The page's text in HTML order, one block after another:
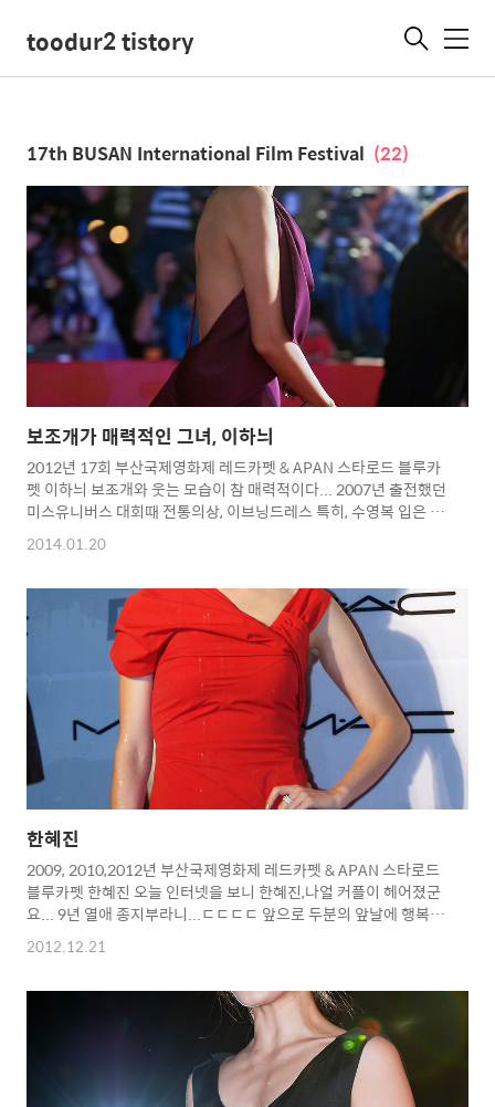
toodur2 tistory 메
17th BUSAN International Film Festival (22)
보조개가 매력적인 그녀, 이하늬
2012년 17회 부산국제영화제 레드카펫 & APAN 스타로드 블루카
펫 이하늬 보조개와 웃는 모습이 참 매력적이다... 2007년 출전했던
미스유니버스 대회때 전통의상, 이브닝드레스 특히, 수영복 입은 모
습과 복근은 최고였던 걸로 기억이 나네요... 아마, 대회에서 4위를
했죠? Copyright 2014. toodur2 All pictures cannot be
pictures cannot be copied without permission.
2014.01.20
한혜진
2009, 2010,2012년 부산국제영화제 레드카펫 & APAN 스타로드
블루카펫 한혜진 오늘 인터넷을 보니 한혜진,나얼 커플이 헤어졌군
요... 9년 열애 종지부라니...ㄷㄷㄷㄷ 앞으로 두분의 앞날에 행복만
이.... Copyright 2012. toodur2 All pictures cannot be
copied without permission. Copyright 2012. toodur2 All
2012.12.21